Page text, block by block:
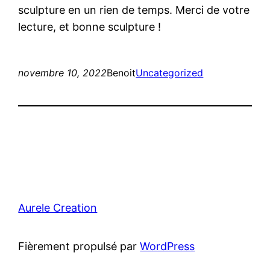
sculpture en un rien de temps. Merci de votre
lecture, et bonne sculpture !
novembre 10, 2022BenoitUncategorized
Aurele Creation
Fièrement propulsé parWordPress